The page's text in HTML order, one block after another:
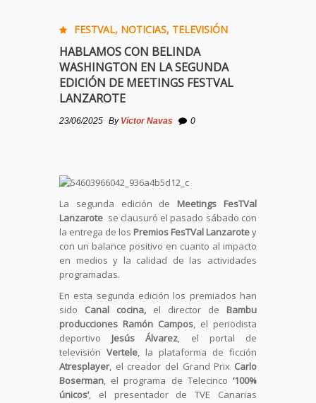
FESTVAL, NOTICIAS, TELEVISIÓN
HABLAMOS CON BELINDA
WASHINGTON EN LA SEGUNDA
EDICIÓN DE MEETINGS FESTVAL
LANZAROTE
23/06/2025 By Víctor Navas 0
La segunda edición de Meetings FesTVal
Lanzarote se clausuró el pasado sábado con
la entrega de los Premios FesTVal Lanzarotey
con un balance positivo en cuanto al impacto
en medios y la calidad de las actividades
programadas.
En esta segunda edición los premiados han
sido Canal cocina, el director de Bambu
producciones Ramón Campos, el periodista
deportivo Jesús Álvarez, el portal de
televisión Vertele, la plataforma de ficción
Atresplayer, el creador del Grand Prix Carlo
Boserman, el programa de Telecinco ‘100%
únicos’, el presentador de TVE Canarias